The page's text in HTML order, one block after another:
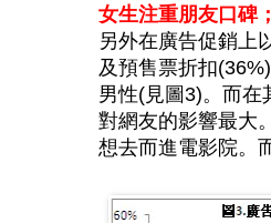
女生注重朋友口碑
另外在廣告促銷上
及預售票折扣
男性(見圖3)。而在
對網友的影響最大
想去而進電影院。